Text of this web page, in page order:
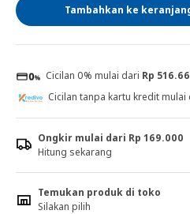
Tambahkan ke
Cicilan 0% mulai dari Rp
Cicilan tanpa kartu kredit mulai
Ongkir mulai dari Rp 169.000
Hitung sekarang
Temukan produk di toko
Silakan pilih